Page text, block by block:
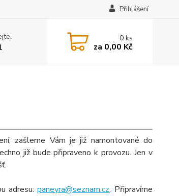
Přihlášení
0ks
za 0,00 Kč
zašleme Vám je již namontované do
již bude připraveno k provozu. Jen v
adresu:paneyra@seznam.cz. Připravíme